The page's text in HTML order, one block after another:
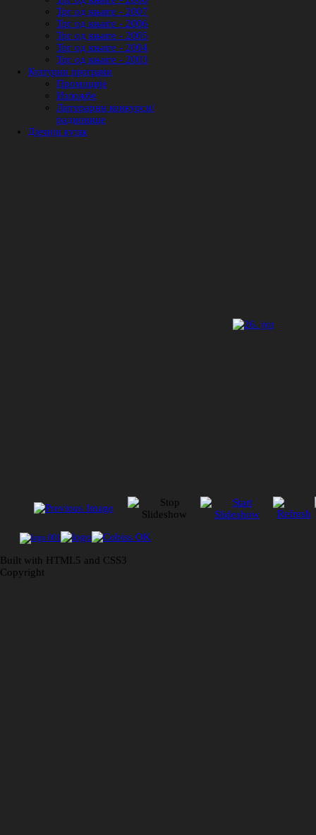
Трг од књиге - 2007
Трг од књиге - 2006
Трг од књиге - 2005
Трг од књиге - 2004
Трг од књиге - 2003
Културни програми
Промоције
Изложбе
Литерарни конкурси/
радионице
Дјечији кутак
Built with HTML5 and CSS3
Copyright